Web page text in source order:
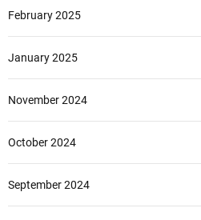
February 2025
January 2025
November 2024
October 2024
September 2024